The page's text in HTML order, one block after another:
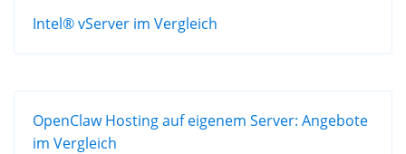
Intel® vServer im Vergleich
OpenClaw Hosting auf eigenem Server: Angebote
im Vergleich